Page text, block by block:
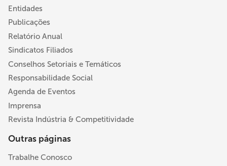
Entidades
Publicações
Relatório Anual
Sindicatos Filiados
Conselhos Setoriais e Temáticos
Responsabilidade Social
Agenda de Eventos
Imprensa
Revista Indústria & Competitividade
Outras páginas
Trabalhe Conosco